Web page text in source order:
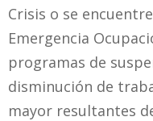
Crisis o se
Emergencia
programas de
disminución de
mayor resultantes